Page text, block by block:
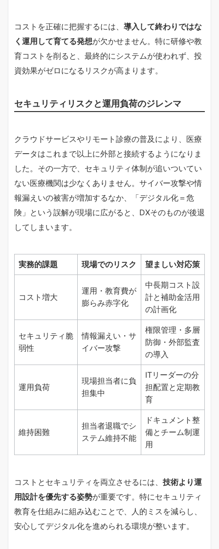
コストを正確に把握するには、 導入して終わりではな
く運用して育てる発想が欠かせません。特に研修や教
育コストを削ると、最終的にシステムが使われず、投
資効果がゼロになるリスクが高まります。
セキュリティリスクと運用負荷のジレンマ
クラウドサービスやリモート診療の普及により、医療
データはこれまで以上に外部と接続するようになりま
した。その一方で、セキュリティ体制が追いついてい
ない医療機関は少なくありません。サイバー攻撃や情
報漏えいの被害が増加するなか、「デジタル化＝危
険」という誤解が現場に広がると、DXそのものが後退
してしまいます。
実務的課題 現場でのリスク 望ましい対応策
コスト増大
運用・教育費が
膨らみ赤字化
中長期コスト設
計と補助金活用
の計画化
セキュリティ脆
弱性
情報漏えい・サ
イバー攻撃
権限管理・多層
防御・外部監査
の導入
運用負荷
現場担当者に負
担集中
ITリーダーの分
担配置と定期教
育
維持困難
担当者退職でシ
ステム維持不能
ドキュメント整
備とチーム制運
用
コストとセキュリティを両立させるには、 技術より運
用設計を優先する姿勢が重要です。特にセキュリティ
教育を仕組みに組み込むことで、人的ミスを減らし、
安心してデジタル化を進められる環境が整います。